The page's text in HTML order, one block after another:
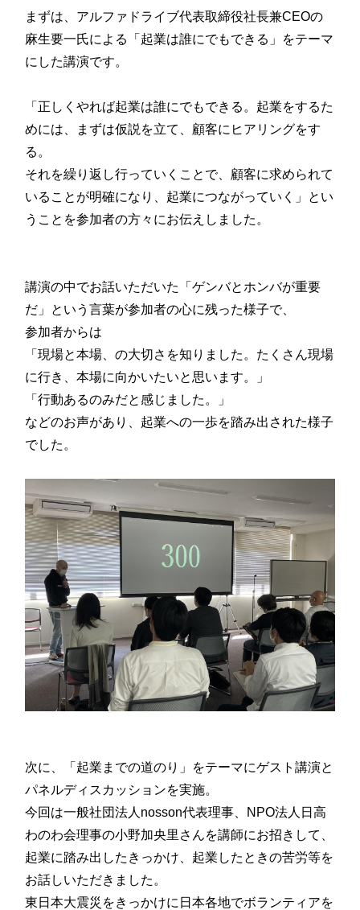
まずは、アルファドライブ代表取締役社長兼CEOの
麻生要一氏による「起業は誰にでもできる」をテーマ
にした講演です。
「正しくやれば起業は誰にでもできる。起業をするた
めには、まずは仮説を立て、顧客にヒアリングをす
る。
それを繰り返し行っていくことで、顧客に求められて
いることが明確になり、起業につながっていく」とい
うことを参加者の方々にお伝えしました。
講演の中でお話いただいた「ゲンバとホンバが重要
だ」という言葉が参加者の心に残った様子で、
参加者からは
「現場と本場、の大切さを知りました。たくさん現場
に行き、本場に向かいたいと思います。」
「行動あるのみだと感じました。」
などのお声があり、起業への一歩を踏み出された様子
でした。
次に、「起業までの道のり」をテーマにゲスト講演と
パネルディスカッションを実施。
今回は一般社団法人nosson代表理事、NPO法人日高
わのわ会理事の小野加央里さんを講師にお招きして、
起業に踏み出したきっかけ、起業したときの苦労等を
お話しいただきました。
東日本大震災をきっかけに日本各地でボランティアを